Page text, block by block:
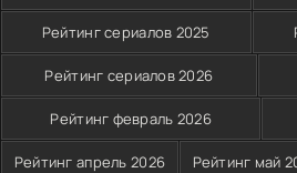
Рейтинг сериалов 2025
Рейтинг сериалов 2026
Рейтинг февраль 2026
Рейтинг апрель 2026 Рейтинг май